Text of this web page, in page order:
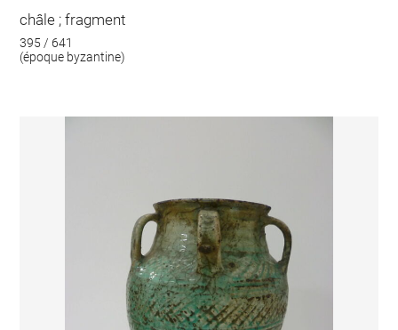
châle ; fragment
395 / 641
(époque byzantine)